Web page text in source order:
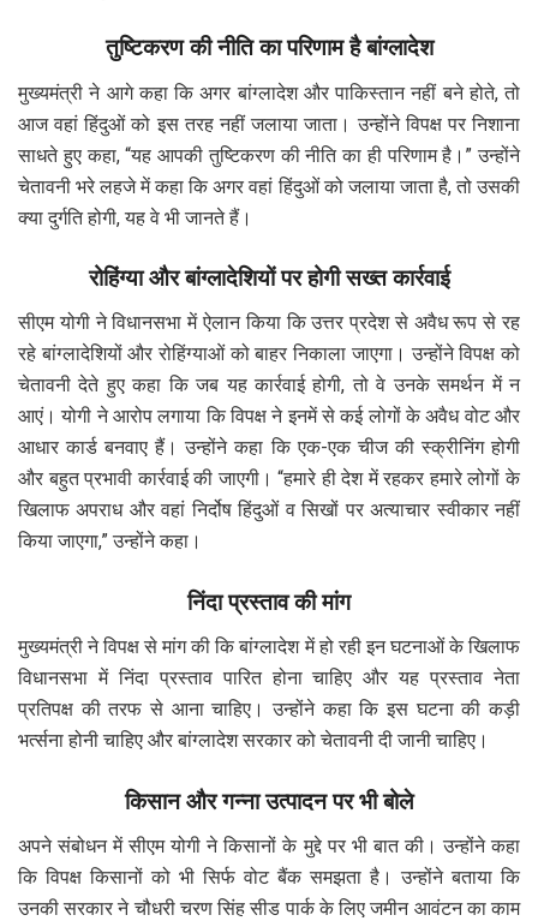
तुष्टिकरण की नीति का परिणाम है बांग्लादेश
मुख्यमंत्री ने आगे कहा कि अगर बांग्लादेश और पाकिस्तान नहीं बने होते, तो
आज वहां हिंदुओं को इस तरह नहीं जलाया जाता। उन्होंने विपक्ष पर निशाना
साधते हुए कहा, “यह आपकी तुष्टिकरण की नीति का ही परिणाम है।” उन्होंने
चेतावनी भरे लहजे में कहा कि अगर वहां हिंदुओं को जलाया जाता है, तो उसकी
क्या दुर्गति होगी, यह वे भी जानते हैं।
रोहिंग्या और बांग्लादेशियों पर होगी सख्त कार्रवाई
सीएम योगी ने विधानसभा में ऐलान किया कि उत्तर प्रदेश से अवैध रूप से रह
रहे बांग्लादेशियों और रोहिंग्याओं को बाहर निकाला जाएगा। उन्होंने विपक्ष को
चेतावनी देते हुए कहा कि जब यह कार्रवाई होगी, तो वे उनके समर्थन में न
आएं। योगी ने आरोप लगाया कि विपक्ष ने इनमें से कई लोगों के अवैध वोट और
आधार कार्ड बनवाए हैं। उन्होंने कहा कि एक-एक चीज की स्क्रीनिंग होगी
और बहुत प्रभावी कार्रवाई की जाएगी। “हमारे ही देश में रहकर हमारे लोगों के
खिलाफ अपराध और वहां निर्दोष हिंदुओं व सिखों पर अत्याचार स्वीकार नहीं
किया जाएगा,” उन्होंने कहा।
निंदा प्रस्ताव की मांग
मुख्यमंत्री ने विपक्ष से मांग की कि बांग्लादेश में हो रही इन घटनाओं के खिलाफ
विधानसभा में निंदा प्रस्ताव पारित होना चाहिए और यह प्रस्ताव नेता
प्रतिपक्ष की तरफ से आना चाहिए। उन्होंने कहा कि इस घटना की कड़ी
भर्त्सना होनी चाहिए और बांग्लादेश सरकार को चेतावनी दी जानी चाहिए।
किसान और गन्ना उत्पादन पर भी बोले
अपने संबोधन में सीएम योगी ने किसानों के मुद्दे पर भी बात की। उन्होंने कहा
कि विपक्ष किसानों को भी सिर्फ वोट बैंक समझता है। उन्होंने बताया कि
उनकी सरकार ने चौधरी चरण सिंह सीड पार्क के लिए जमीन आवंटन का काम